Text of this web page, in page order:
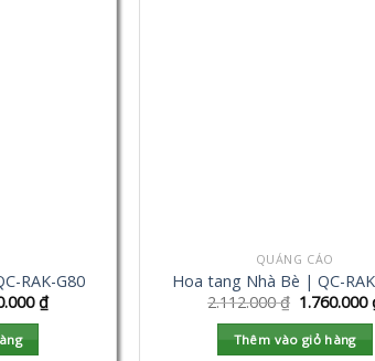
RAK-G80
₫
QUẢNG CÁO
Hoa tang Nhà Bè | QC-
2.112.000₫ 1.760.000
Thêm vào giỏ hàng